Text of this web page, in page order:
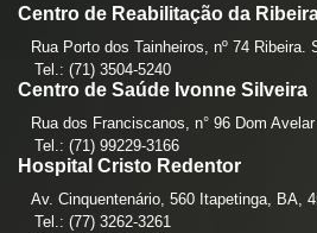
Centro de Reabilitação da
Rua Porto dos Tainheiros, nº 74 Ribeira.
Tel.: (71) 3504-5240
Centro de Saúde Ivonne Silveira
Rua dos Franciscanos, n° 96 Dom Avelar
Tel.: (71) 99229-3166
Hospital Cristo Redentor
Av. Cinquentenário, 560 Itapetinga, BA,
Tel.: (77) 3262-3261